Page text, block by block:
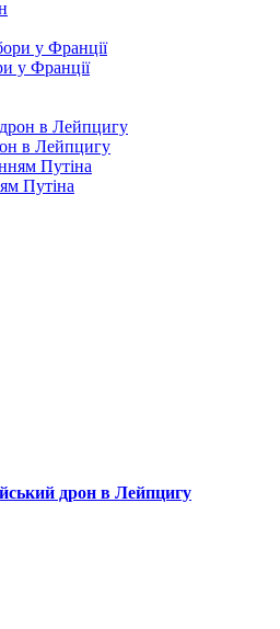
у Франції
в Лейпцигу
Путіна
дрон в Лейпцигу